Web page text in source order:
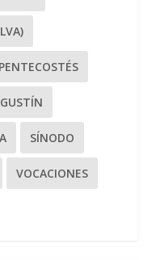
PENTECOSTÉS
SÍNODO
VOCACIONES